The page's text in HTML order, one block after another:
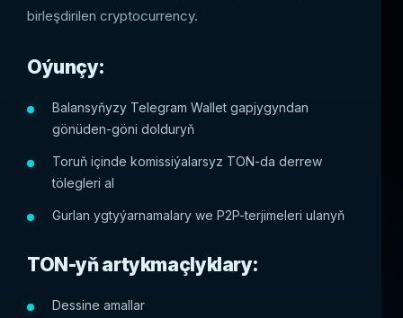
birleşdirilen cryptocurrency.
Oýunçy:
Balansyňyzy Telegram Wallet gapjygyndan
gönüden-göni dolduryň
Toruň içinde komissiýalarsyz TON-da derrew
tölegleri al
Gurlan ygtyýarnamalary we P2P-terjimeleri ulanyň
TON-yň artykmaçlyklary:
Dessine amallar